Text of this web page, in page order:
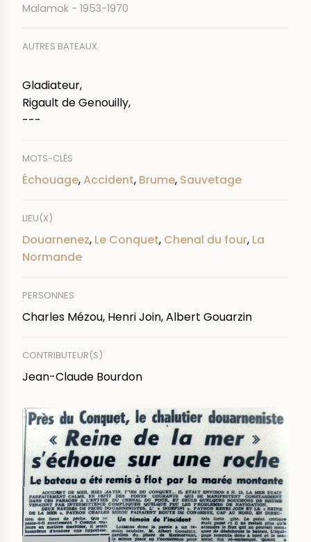
Malamok - 1953-1970
AUTRES BATEAUX
Gladiateur,
Rigault de Genouilly,
---
MOTS-CLÉS
Échouage,Accident, Brume, Sauvetage
LIEU(X)
Douarnenez, Le Conquet, Chenal du four, La
Normande
PERSONNES
Charles Mézou, Henri Join, Albert Gouarzin
CONTRIBUTEUR(S)
Jean-Claude Bourdon
IMAGE